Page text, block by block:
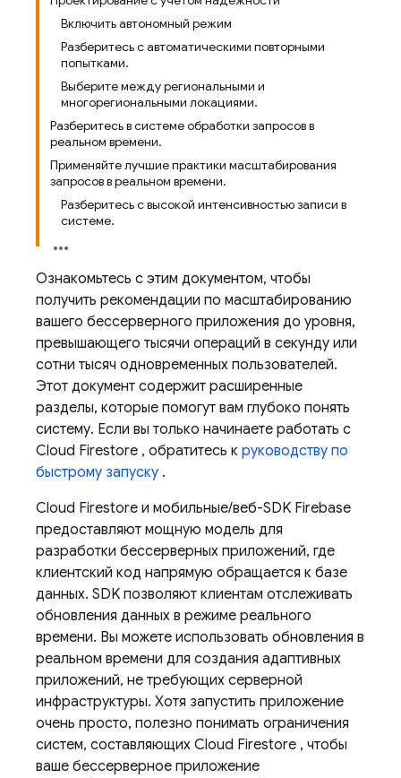
Включить автономный режим
Разберитесь с автоматическими повторными
попытками.
Выберите между региональными и
многорегиональными локациями.
Разберитесь в системе обработки запросов в
реальном времени.
Применяйте лучшие практики масштабирования
запросов в реальном времени.
Разберитесь с высокой интенсивностью записи в
системе.
Ознакомьтесь с этим документом, чтобы
получить рекомендации по масштабированию
вашего бессерверного приложения до уровня,
превышающего тысячи операций в секунду или
сотни тысяч одновременных пользователей.
Этот документ содержит расширенные
разделы, которые помогут вам глубоко понять
систему. Если вы только начинаете работать с
Cloud Firestore , обратитесь к руководству по
быстрому запуску .
Cloud Firestore и мобильные/веб-SDK Firebase
предоставляют мощную модель для
разработки бессерверных приложений, где
клиентский код напрямую обращается к базе
данных. SDK позволяют клиентам отслеживать
обновления данных в режиме реального
времени. Вы можете использовать обновления в
реальном времени для создания адаптивных
приложений, не требующих серверной
инфраструктуры. Хотя запустить приложение
очень просто, полезно понимать ограничения
систем, составляющих Cloud Firestore , чтобы
ваше бессерверное приложение